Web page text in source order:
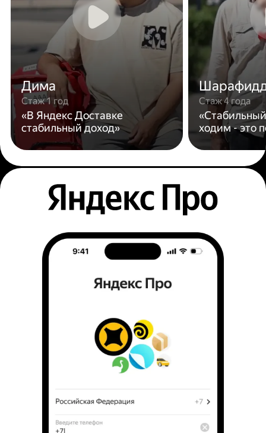
Дима
Стаж 1 год
«В Яндекс Доставке
стабильный доход»
Стаж 4 года
ходим - это